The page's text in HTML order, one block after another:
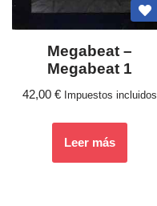
Megabeat –
Megabeat 1
42,00 € Impuestos incluidos
Leer más